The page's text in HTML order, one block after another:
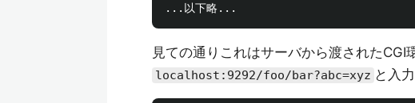
見ての通りこれはサーバから渡された
localhost:9292/foo/bar?abc=xyz と入